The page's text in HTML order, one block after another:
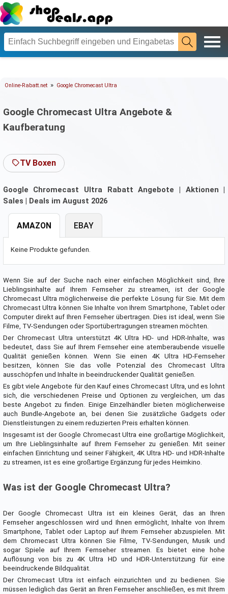
Online-Rabatt.net » Google Chromecast Ultra
Google Chromecast Ultra Angebote &
Kaufberatung
TV Boxen
Google Chromecast Ultra Rabatt Angebote | Aktionen |
Sales | Deals im August 2026
AMAZON
Keine Produkte gefunden.
EBAY
Wenn Sie auf der Suche nach einer einfachen Möglichkeit sind, Ihre
Lieblingsinhalte auf Ihrem Fernseher zu streamen, ist der Google
Chromecast Ultra möglicherweise die perfekte Lösung für Sie. Mit dem
Chromecast Ultra können Sie Inhalte von Ihrem Smartphone, Tablet oder
Computer direkt auf Ihren Fernseher übertragen. Dies ist ideal, wenn Sie
Filme, TV-Sendungen oder Sportübertragungen streamen möchten.
Der Chromecast Ultra unterstützt 4K Ultra HD- und HDR-Inhalte, was
bedeutet, dass Sie auf Ihrem Fernseher eine atemberaubende visuelle
Qualität genießen können. Wenn Sie einen 4K Ultra HD-Fernseher
besitzen, können Sie das volle Potenzial des Chromecast Ultra
ausschöpfen und Inhalte in beeindruckender Qualität genießen.
Es gibt viele Angebote für den Kauf eines Chromecast Ultra, und es lohnt
sich, die verschiedenen Preise und Optionen zu vergleichen, um das
beste Angebot zu finden. Einige Einzelhändler bieten möglicherweise
auch Bundle-Angebote an, bei denen Sie zusätzliche Gadgets oder
Dienstleistungen zu einem reduzierten Preis erhalten können.
Insgesamt ist der Google Chromecast Ultra eine großartige Möglichkeit,
um Ihre Lieblingsinhalte auf Ihrem Fernseher zu genießen. Mit seiner
einfachen Einrichtung und seiner Fähigkeit, 4K Ultra HD- und HDR-Inhalte
zu streamen, ist es eine großartige Ergänzung für jedes Heimkino.
Was ist der Google Chromecast Ultra?
Der Google Chromecast Ultra ist ein kleines Gerät, das an Ihren
Fernseher angeschlossen wird und Ihnen ermöglicht, Inhalte von Ihrem
Smartphone, Tablet oder Laptop auf Ihrem Fernseher abzuspielen. Mit
dem Chromecast Ultra können Sie Filme, TV-Sendungen, Musik und
sogar Spiele auf Ihrem Fernseher streamen. Es bietet eine hohe
Auflösung von bis zu 4K Ultra HD und HDR-Unterstützung für eine
beeindruckende Bildqualität.
Der Chromecast Ultra ist einfach einzurichten und zu bedienen. Sie
müssen lediglich das Gerät an Ihren Fernseher anschließen, es mit Ihrem